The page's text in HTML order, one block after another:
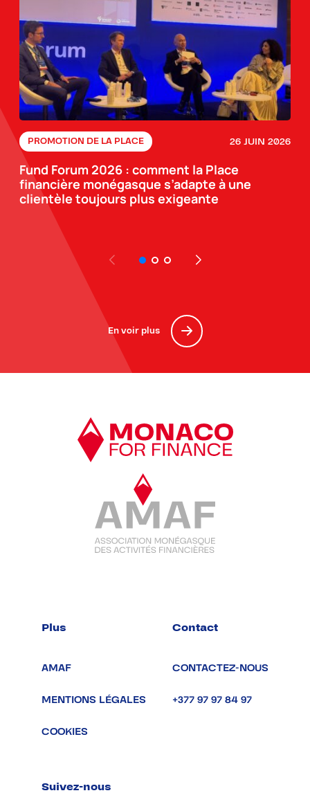
PROMOTION DE LA PLACE 26 JUIN 2026
Fund Forum 2026 : comment la Place
financière monégasque s’adapte à une
clientèle toujours plus exigeante
En voir plus
Plus
AMAF
MENTIONS LÉGALES
COOKIES
Contact
CONTACTEZ-NOUS
+377 97 97 84 97
Suivez-nous